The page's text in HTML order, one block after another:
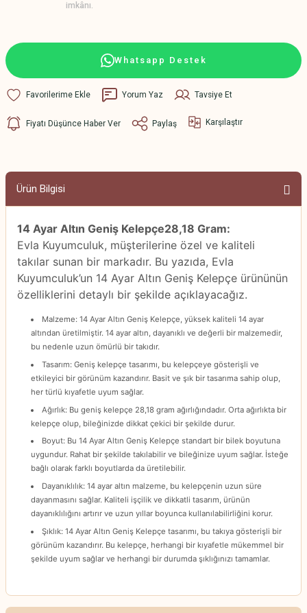
imkânı.
Whatsapp Destek
Yorum Yaz Tavsiye Et
Fiyatı Düşünce Haber Ver Paylaş Karşılaştır
Ürün Bilgisi
14 Ayar Altın Geniş Kelepçe28,18 Gram:
Evla Kuyumculuk, müşterilerine özel ve kaliteli
takılar sunan bir markadır. Bu yazıda, Evla
Kuyumculuk’un 14 Ayar Altın Geniş Kelepçe ürününün
özelliklerini detaylı bir şekilde açıklayacağız.
Malzeme: 14 Ayar Altın Geniş Kelepçe, yüksek kaliteli 14 ayar
altından üretilmiştir. 14 ayar altın, dayanıklı ve değerli bir malzemedir,
bu nedenle uzun ömürlü bir takıdır.
Tasarım: Geniş kelepçe tasarımı, bu kelepçeye gösterişli ve
etkileyici bir görünüm kazandırır. Basit ve şık bir tasarıma sahip olup,
her türlü kıyafetle uyum sağlar.
Ağırlık: Bu geniş kelepçe 28,18 gram ağırlığındadır. Orta ağırlıkta bir
kelepçe olup, bileğinizde dikkat çekici bir şekilde durur.
Boyut: Bu 14 Ayar Altın Geniş Kelepçe standart bir bilek boyutuna
uygundur. Rahat bir şekilde takılabilir ve bileğinize uyum sağlar. İsteğe
bağlı olarak farklı boyutlarda da üretilebilir.
Dayanıklılık: 14 ayar altın malzeme, bu kelepçenin uzun süre
dayanmasını sağlar. Kaliteli işçilik ve dikkatli tasarım, ürünün
dayanıklılığını artırır ve uzun yıllar boyunca kullanılabilirliğini korur.
Şıklık: 14 Ayar Altın Geniş Kelepçe tasarımı, bu takıya gösterişli bir
görünüm kazandırır. Bu kelepçe, herhangi bir kıyafetle mükemmel bir
şekilde uyum sağlar ve herhangi bir durumda şıklığınızı tamamlar.